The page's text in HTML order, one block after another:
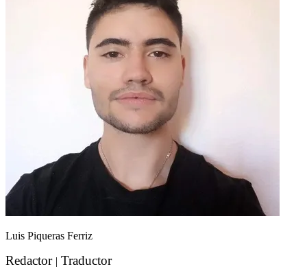
Luis Piqueras Ferriz
Redactor | Traductor